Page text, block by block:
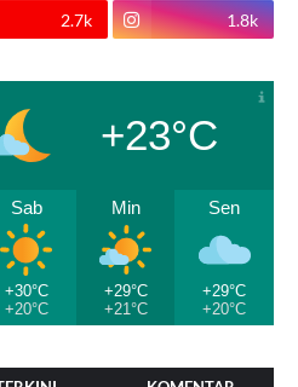
2.7k 1.8k
+23°C
Sab
+30°C
+20°C
Min
+29°C
+21°C
Sen
+29°C
+20°C